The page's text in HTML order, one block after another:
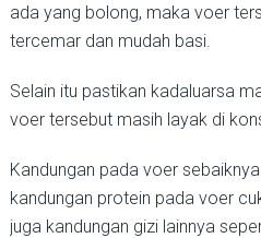
ada yang bolong, maka voer
tercemar dan mudah basi.
Selain itu pastikan kadaluarsa
voer tersebut masih layak di
Kandungan pada voer
kandungan protein pada voer
juga kandungan gizi lainnya